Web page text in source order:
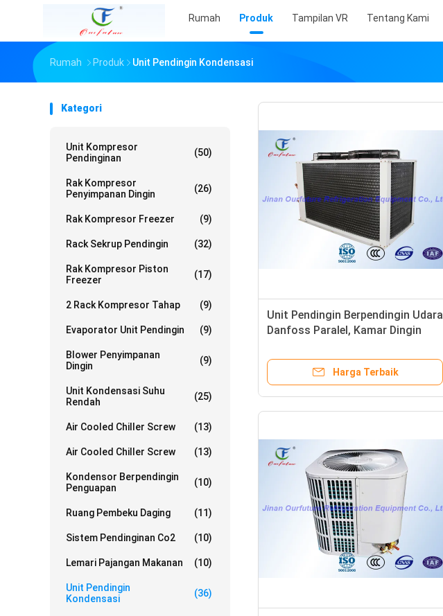
Rumah Produk Tampilan VR Tentang Kami
Rumah Produk Unit Pendingin Kondensasi
Kategori
Unit Kompresor
Pendinginan
(50)
Rak Kompresor
Penyimpanan Dingin
(26)
Rak Kompresor Freezer (9)
Rack Sekrup Pendingin (32)
Rak Kompresor Piston
Freezer
(17)
2 Rack Kompresor Tahap (9)
Evaporator Unit Pendingin (9)
Blower Penyimpanan
Dingin
(9)
Unit Kondensasi Suhu
Rendah
(25)
Air Cooled Chiller Screw (13)
Air Cooled Chiller Screw (13)
Kondensor Berpendingin
Penguapan
(10)
Ruang Pembeku Daging (11)
Sistem Pendinginan Co2 (10)
Lemari Pajangan Makanan (10)
Unit Pendingin
Kondensasi
(36)
Unit Pendingin Berpendingin Udara
Danfoss Paralel, Kamar Dingin
Harga Terbaik